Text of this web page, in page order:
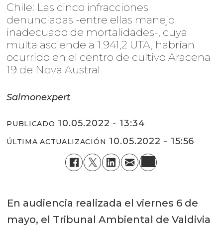
Chile: Las cinco infracciones
denunciadas -entre ellas manejo
inadecuado de mortalidades-, cuya
multa asciende a 1.941,2 UTA, habrían
ocurrido en el centro de cultivo Aracena
19 de Nova Austral.
Salmonexpert
PUBLICADO 10.05.2022 - 13:34
ÚLTIMA ACTUALIZACIÓN 10.05.2022 - 15:56
En audiencia realizada el viernes 6 de
mayo, el Tribunal Ambiental de Valdivia